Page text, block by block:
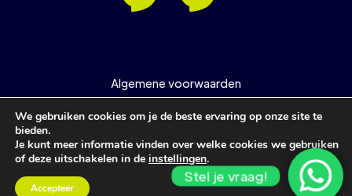
Algemene voorwaarden
Privacyverklaring
Support
© Empower HR & Salarisbureau
We gebruiken cookies om je de beste ervaring op onze site te
bieden.
Je kunt meer informatie vinden over welke cookies we gebruiken
of deze uitschakelen in de instellingen.
Accepteer
Stel je vraag!